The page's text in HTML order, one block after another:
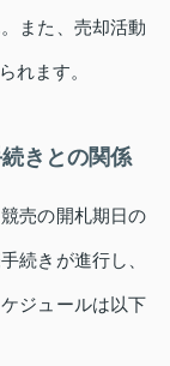
また、売却活動
れます。
きとの関係
売の開札期日の
続きが進行し、
ジュールは以下